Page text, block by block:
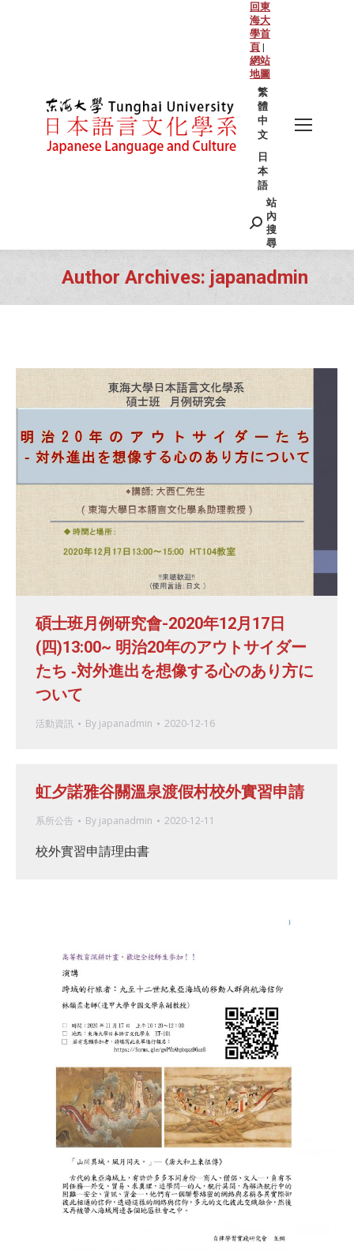
回東
海大
學首
頁 |
網站
地圖
繁
體
中
文
日
本
語
Search:
站
內
搜
尋
Author Archives: japanadmin
You are here:
碩士班月例研究會-2020年12月17日
(四)13:00~ 明治20年のアウトサイダー
たち ‐対外進出を想像する心のあり方に
ついて
活動資訊 By japanadmin 2020-12-16
虹夕諾雅谷關溫泉渡假村校外實習申請
系所公告 By japanadmin 2020-12-11
校外實習申請理由書